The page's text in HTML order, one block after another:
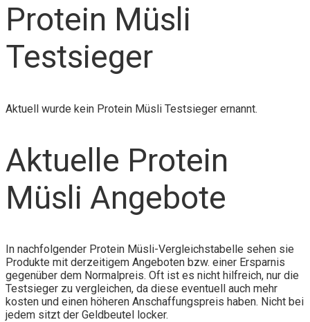
Protein Müsli
Testsieger
Aktuell wurde kein Protein Müsli Testsieger ernannt.
Aktuelle Protein
Müsli Angebote
In nachfolgender Protein Müsli-Vergleichstabelle sehen sie
Produkte mit derzeitigem Angeboten bzw. einer Ersparnis
gegenüber dem Normalpreis. Oft ist es nicht hilfreich, nur die
Testsieger zu vergleichen, da diese eventuell auch mehr
kosten und einen höheren Anschaffungspreis haben. Nicht bei
jedem sitzt der Geldbeutel locker.